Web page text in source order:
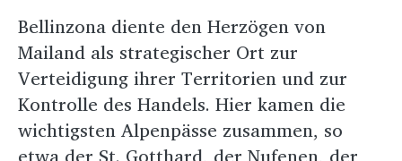
Bellinzona diente den Herzögen von
Mailand als strategischer Ort zur
Verteidigung ihrer Territorien und zur
Kontrolle des Handels. Hier kamen die
wichtigsten Alpenpässe zusammen, so